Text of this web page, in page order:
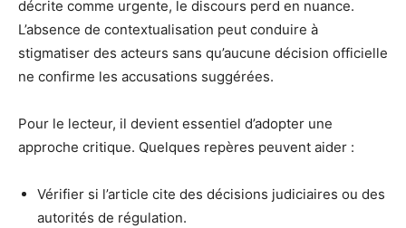
décrite comme urgente, le discours perd en nuance.
L’absence de contextualisation peut conduire à
stigmatiser des acteurs sans qu’aucune décision officielle
ne confirme les accusations suggérées.
Pour le lecteur, il devient essentiel d’adopter une
approche critique. Quelques repères peuvent aider :
Vérifier si l’article cite des décisions judiciaires ou des
autorités de régulation.